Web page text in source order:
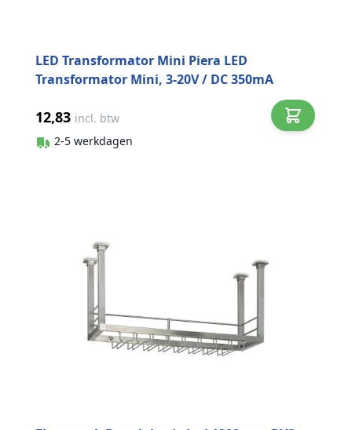
LED Transformator Mini Piera LED
Transformator Mini, 3-20V / DC 350mA
12,83 incl. btw
2-5 werkdagen